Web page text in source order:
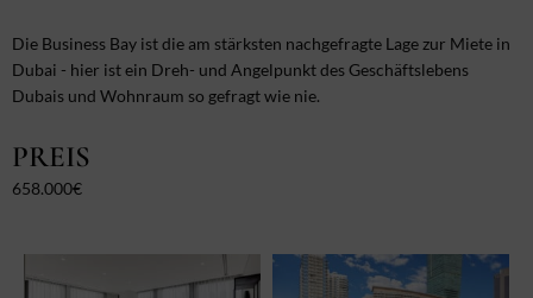
Die Business Bay ist die am stärksten nachgefragte Lage zur Miete in
Dubai - hier ist ein Dreh- und Angelpunkt des Geschäftslebens
Dubais und Wohnraum so gefragt wie nie.
PREIS
658.000€